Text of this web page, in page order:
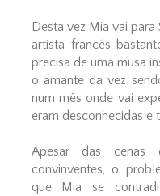
Desta vez Mia vai
artista francês
precisa de uma musa
o amante da vez
num mês onde vai
eram desconhecidas e
Apesar das cenas
convinventes, o
que Mia se